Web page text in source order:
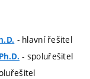
- hlavní řešitel
- spoluřešitel